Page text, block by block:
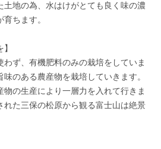
土地の為、水はけがとても良く味の濃
ちます。
わず、有機肥料のみの栽培をしていま
のある農産物を栽培していきます。
の生産により一層力を入れて行きま
れた三保の松原から観る富士山は絶景